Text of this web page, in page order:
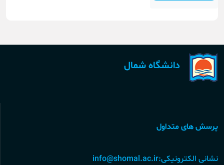
دانشگاه شمال
پرسش های متداول
نشانی الکترونیکی:info@shomal.ac.ir